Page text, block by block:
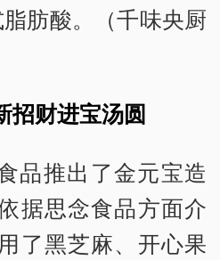
肪酸。（千味央厨
招财进宝汤圆
品推出了金元宝造
据思念食品方面介
了黑芝麻、开心果